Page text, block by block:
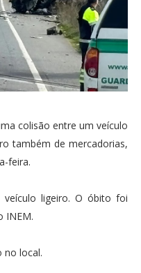
colisão entre um veículo
também de mercadorias,
feira.
ligeiro. O óbito foi
INEM.
no local.